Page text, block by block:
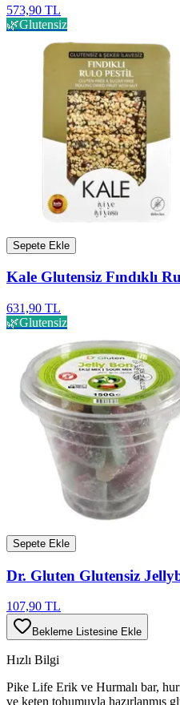
573,90 TL
🌿Glutensiz
Sepete Ekle
Kale Glutensiz Fındıklı
631,90 TL
🌿Glutensiz
Sepete Ekle
Dr. Gluten Glutensiz
107,90 TL
Bekleme Listesine Ekle
Hızlı Bilgi
Pike Life Erik ve Hurmalı bar,
ve keten tohumuyla hazırlanmış